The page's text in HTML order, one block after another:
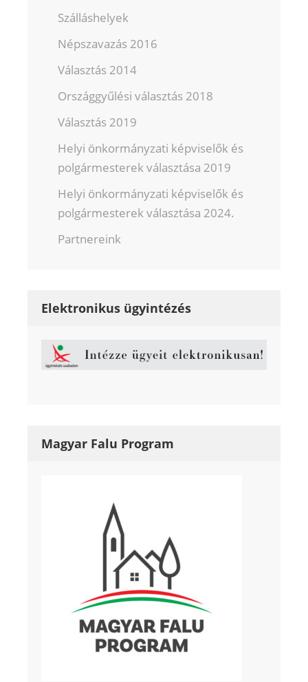
Szálláshelyek
Népszavazás 2016
Választás 2014
Országgyűlési választás 2018
Választás 2019
Helyi önkormányzati képviselők és
polgármesterek választása 2019
Helyi önkormányzati képviselők és
polgármesterek választása 2024.
Partnereink
Elektronikus ügyintézés
Magyar Falu Program